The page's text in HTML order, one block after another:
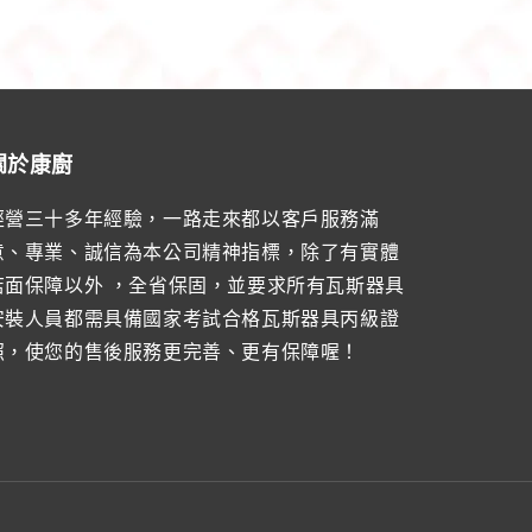
於康廚
營三十多年經驗，一路走來都以客戶服務滿
專業、誠信為本公司精神指標，除了有實體
面保障以外 ，全省保固，並要求所有瓦斯器具
裝人員都需具備國家考試合格瓦斯器具丙級證
使您的售後服務更完善、更有保障喔！